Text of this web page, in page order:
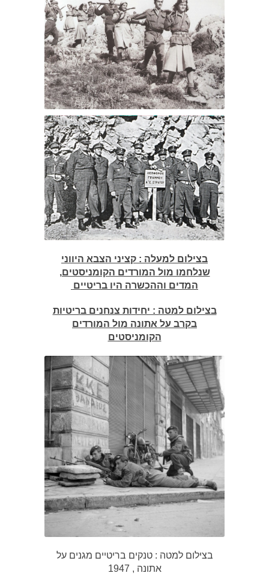
בצילום למעלה : קציני הצבא היווני
שנלחמו מול המורדים הקומניסטים,
המדים וההכשרה היו בריטיים
בצילום למטה : יחידות צנחנים בריטיות
בקרב על אתונה מול המורדים
הקומניסטים
בצילום למטה : טנקים בריטיים מגנים על
אתונה , 1947